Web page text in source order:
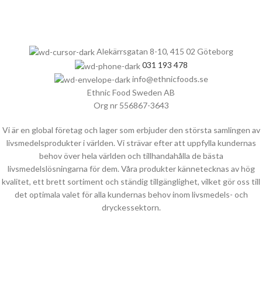
Alekärrsgatan 8-10, 415 02 Göteborg
031 193 478
info@ethnicfoods.se
Ethnic Food Sweden AB
Org nr 556867-3643
Vi är en global företag och lager som erbjuder den största samlingen av
livsmedelsprodukter i världen. Vi strävar efter att uppfylla kundernas
behov över hela världen och tillhandahålla de bästa
livsmedelslösningarna för dem. Våra produkter kännetecknas av hög
kvalitet, ett brett sortiment och ständig tillgänglighet, vilket gör oss till
det optimala valet för alla kundernas behov inom livsmedels- och
dryckessektorn.